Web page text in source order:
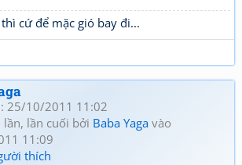
cứ để mặc gió bay đi...
25/10/2011 11:02
lần cuối bởi Baba Yaga vào
11:09
thích